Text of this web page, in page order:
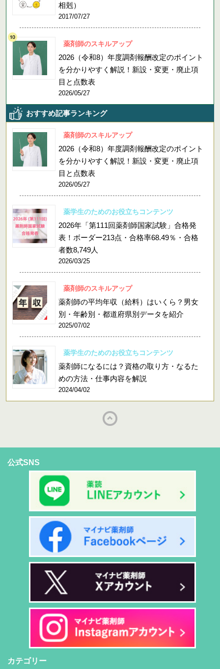
相剋）
2017/07/27
薬剤師のスキルアップ
2026（令和8）年度調剤報酬改定のポイント
を分かりやすく解説！新設・変更・廃止項
目と点数表
2026/05/27
おすすめ記事ランキング
薬剤師のスキルアップ
2026（令和8）年度調剤報酬改定のポイント
を分かりやすく解説！新設・変更・廃止項
目と点数表
2026/05/27
薬学生のためのお役立ちコンテンツ
2026年「第111回薬剤師国家試験」合格発
表！ボーダー213点・合格率68.49％・合格
者数8,749人
2026/03/25
薬剤師のスキルアップ
薬剤師の平均年収（給料）はいくら？男女
別・年齢別・都道府県別データを紹介
2025/07/02
薬学生のためのお役立ちコンテンツ
薬剤師になるには？資格の取り方・なるた
めの方法・仕事内容を解説
2024/04/02
公式SNS
カテゴリー